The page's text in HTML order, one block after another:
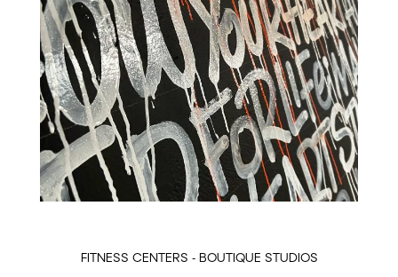
FITNESS CENTERS - BOUTIQUE STUDIOS